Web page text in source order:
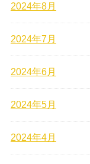
2024年8月
2024年7月
2024年6月
2024年5月
2024年4月